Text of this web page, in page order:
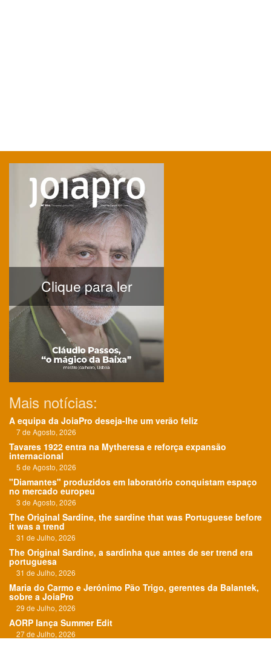
Clique para ler
Mais notícias:
A equipa da JoiaPro deseja-lhe um verão feliz
7 de Agosto, 2026
Tavares 1922 entra na Mytheresa e reforça expansão
internacional
5 de Agosto, 2026
"Diamantes" produzidos em laboratório conquistam espaço
no mercado europeu
3 de Agosto, 2026
The Original Sardine, the sardine that was Portuguese before
it was a trend
31 de Julho, 2026
The Original Sardine, a sardinha que antes de ser trend era
portuguesa
31 de Julho, 2026
Maria do Carmo e Jerónimo Pão Trigo, gerentes da Balantek,
sobre a JoiaPro
29 de Julho, 2026
AORP lança Summer Edit
27 de Julho, 2026